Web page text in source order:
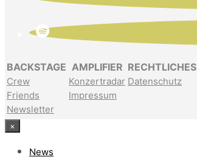
BACKSTAGE AMPLIFIER RECHTLICHES
Crew Konzertradar Datenschutz
Friends
Impressum
Newsletter
×
News